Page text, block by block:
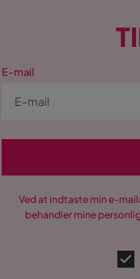
E-mail
Ved at indtaste min e-
behandler mine